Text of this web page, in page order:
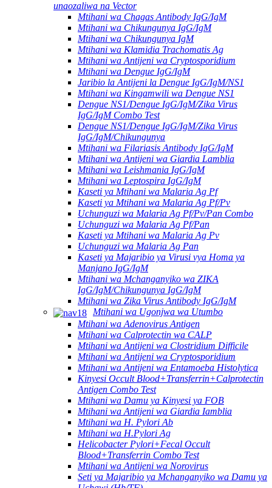
unaozaliwa na Vector
Mtihani wa Chagas Antibody IgG/IgM
Mtihani wa Chikungunya IgG/IgM
Mtihani wa Chikungunya IgM
Mtihani wa Klamidia Trachomatis Ag
Mtihani wa Antijeni wa Cryptosporidium
Mtihani wa Dengue IgG/IgM
Jaribio la Antijeni la Dengue IgG/IgM/NS1
Mtihani wa Kingamwili wa Dengue NS1
Dengue NS1/Dengue IgG/IgM/Zika Virus
IgG/IgM Combo Test
Dengue NS1/Dengue IgG/IgM/Zika Virus
IgG/IgM/Chikungunya
Mtihani wa Filariasis Antibody IgG/IgM
Mtihani wa Antijeni wa Giardia Lamblia
Mtihani wa Leishmania IgG/IgM
Mtihani wa Leptospira IgG/IgM
Kaseti ya Mtihani wa Malaria Ag Pf
Kaseti ya Mtihani wa Malaria Ag Pf/Pv
Uchunguzi wa Malaria Ag Pf/Pv/Pan Combo
Uchunguzi wa Malaria Ag Pf/Pan
Kaseti ya Mtihani wa Malaria Ag Pv
Uchunguzi wa Malaria Ag Pan
Kaseti ya Majaribio ya Virusi vya Homa ya
Manjano IgG/IgM
Mtihani wa Mchanganyiko wa ZIKA
IgG/IgM/Chikungunya IgG/IgM
Mtihani wa Zika Virus Antibody IgG/IgM
Mtihani wa Ugonjwa wa Utumbo
Mtihani wa Adenovirus Antigen
Mtihani wa Calprotectin wa CALP
Mtihani wa Antijeni wa Clostridium Difficile
Mtihani wa Antijeni wa Cryptosporidium
Mtihani wa Antijeni wa Entamoeba Histolytica
Kinyesi Occult Blood+Transferrin+Calprotectin
Antigen Combo Test
Mtihani wa Damu ya Kinyesi ya FOB
Mtihani wa Antijeni wa Giardia Iamblia
Mtihani wa H. Pylori Ab
Mtihani wa H.Pylori Ag
Helicobacter Pylori+Fecal Occult
Blood+Transferrin Combo Test
Mtihani wa Antijeni wa Norovirus
Seti ya Majaribio ya Mchanganyiko wa Damu ya